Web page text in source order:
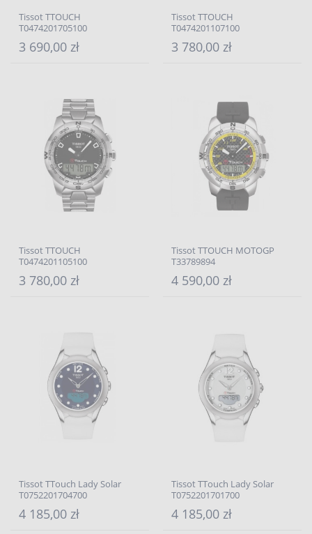
Tissot TTOUCH
T0474201705100
3 690,00 zł
Tissot TTOUCH
T0474201107100
3 780,00 zł
Tissot TTOUCH
T0474201105100
3 780,00 zł
Tissot TTOUCH MOTOGP
T33789894
4 590,00 zł
Tissot TTouch Lady Solar
T0752201704700
4 185,00 zł
Tissot TTouch Lady Solar
T0752201701700
4 185,00 zł